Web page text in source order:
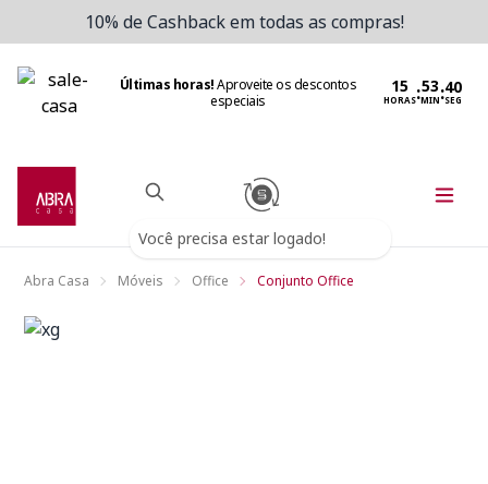
10% de Cashback em todas as compras!
Últimas horas!Aproveite os descontos
especiais
HORAS:MIN:SEG
Você precisa estar logado!
Abra Casa Móveis Office Conjunto Office